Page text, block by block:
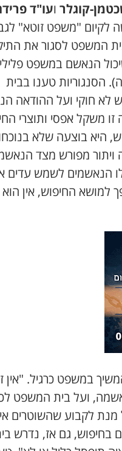
קוגלר ועו"ד
לקיום "משפט זוטא"
המשפט לסגור את
הנאשם במשפט פלילי
הסנגוריות טענו בבית
חוקי ועל ההודאה
משקל אפסי ותוצרי
היא בוצעה שלא
ויתור מפורש מצד
הנאשמים לשמש עדים
למושא החיפוש, אין הוא
במשפט כרגיל. "אין
ועל בית המשפט
לקבוע שהשוטרים
בחיפוש, גם אז, נדרש